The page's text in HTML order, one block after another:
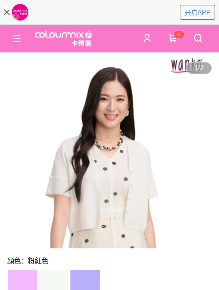
开启APP
0
1/2
顔色：粉紅色